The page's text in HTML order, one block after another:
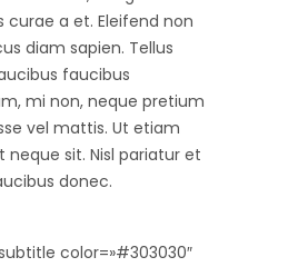
curae a et. Eleifend non
diam sapien. Tellus
faucibus
mi non, neque pretium
vel mattis. Ut etiam
sit. Nisl pariatur et
donec.
color=»#303030″